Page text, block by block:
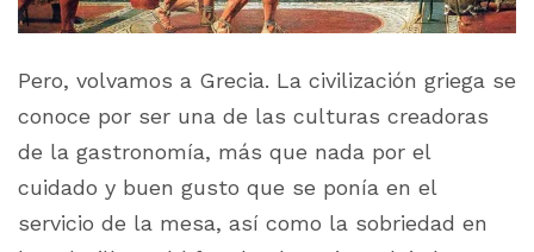
Pero, volvamos a Grecia. La civilización griega se
conoce por ser una de las culturas creadoras
de la gastronomía, más que nada por el
cuidado y buen gusto que se ponía en el
servicio de la mesa, así como la sobriedad en